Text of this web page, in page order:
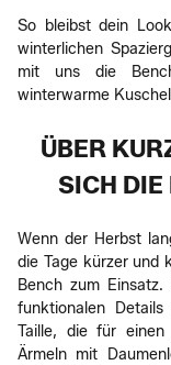
So bleibst dein
winterlichen
mit uns die
winterwarme
ÜBER
SICH DIE
Wenn der Herbst
die Tage kürzer und
Bench zum
funktionalen
Taille, die für einen
Ärmeln mit